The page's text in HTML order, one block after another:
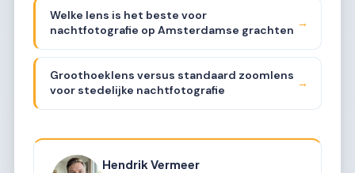
Welke lens is het beste voor
nachtfotografie op Amsterdamse grachten
→
Groothoeklens versus standaard zoomlens
voor stedelijke nachtfotografie
→
Hendrik Vermeer